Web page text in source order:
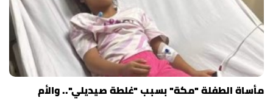
مأساة الطفلة "مكة" بسبب "غلطة صيديلي".. والأم